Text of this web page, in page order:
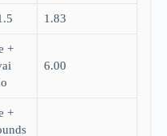
1.83
+
6.00
+